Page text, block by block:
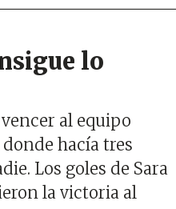
lo
al equipo
hacía tres
Los goles de Sara
la victoria al